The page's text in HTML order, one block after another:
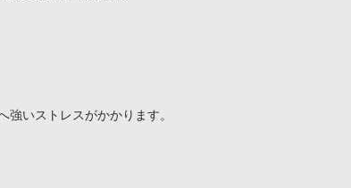
いストレスがかかります。